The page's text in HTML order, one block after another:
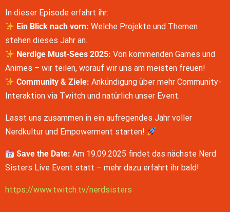
EMBED
In dieser Episode erfahrt ihr:
Ein Blick nach vorn: Welche Projekte und Themen
stehen dieses Jahr an.
Nerdige Must-Sees 2025: Von kommenden Games und
Animes – wir teilen, worauf wir uns am meisten freuen!
Community & Ziele: Ankündigung über mehr Community-
Interaktion via Twitch und natürlich unser Event.
Lasst uns zusammen in ein aufregendes Jahr voller
Nerdkultur und Empowerment starten!
Save the Date: Am 19.09.2025 findet das nächste Nerd
Sisters Live Event statt – mehr dazu erfahrt ihr bald!
https://www.twitch.tv/nerdsisters